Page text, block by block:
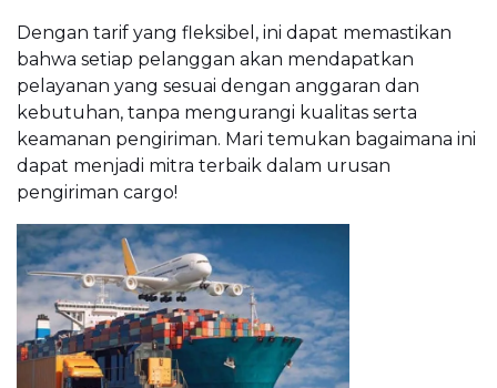
Dengan tarif yang fleksibel, ini dapat memastikan
bahwa setiap pelanggan akan mendapatkan
pelayanan yang sesuai dengan anggaran dan
kebutuhan, tanpa mengurangi kualitas serta
keamanan pengiriman. Mari temukan bagaimana ini
dapat menjadi mitra terbaik dalam urusan
pengiriman cargo!